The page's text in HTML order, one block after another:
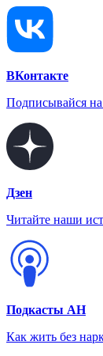
ВКонтакте
Подписывайся
Дзен
Читайте наши
Подкасты АН
Как жить без